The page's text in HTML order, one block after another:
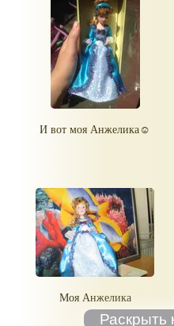
И вот моя Анжелика☺
Моя Анжелика